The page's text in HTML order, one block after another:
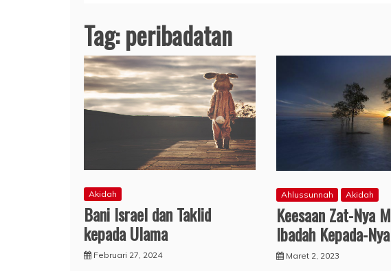
Tag:peribadatan
Akidah
Bani Israel dan Taklid
kepada Ulama
Februari 27, 2024
Ahlussunnah Akidah
Keesaan Zat-Nya
Ibadah Kepada-Nya
Maret 2, 2023